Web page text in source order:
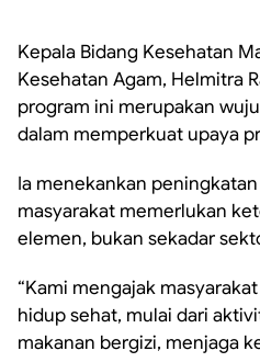
Kepala Bidang Kesehatan
Kesehatan Agam, Helmitra
program ini merupakan
dalam memperkuat upaya
Ia menekankan
masyarakat memerlukan
elemen, bukan sekadar
“Kami mengajak
hidup sehat, mulai dari
makanan bergizi, menjaga